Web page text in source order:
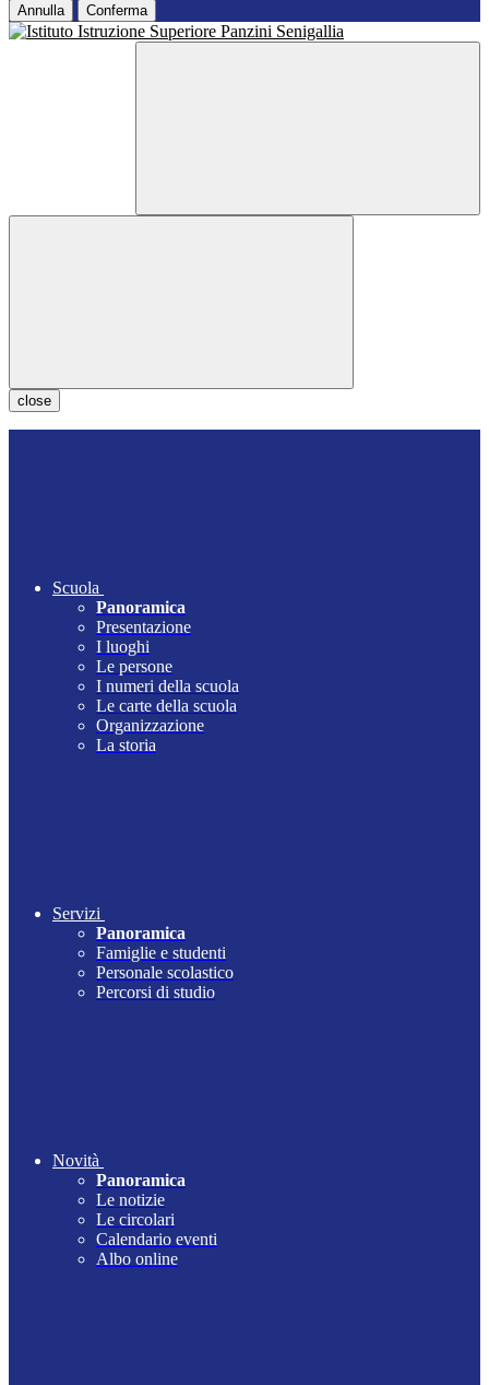
Annulla Conferma
close
Scuola
Panoramica
Presentazione
I luoghi
Le persone
I numeri della scuola
Le carte della scuola
Organizzazione
La storia
Servizi
Panoramica
Famiglie e studenti
Personale scolastico
Percorsi di studio
Novità
Panoramica
Le notizie
Le circolari
Calendario eventi
Albo online